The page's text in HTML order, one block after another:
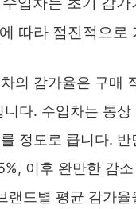
따라 점진적으로
의 감가율은 구매
니다. 수입차는 통상
정도로 큽니다. 반
이후 완만한 감
랜드별 평균 감가율